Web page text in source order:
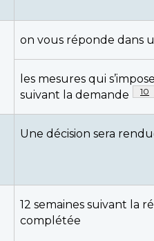
on vous réponde dans
les mesures qui
suivant la demande
10
Une décision sera
12 semaines suivant la
complétée